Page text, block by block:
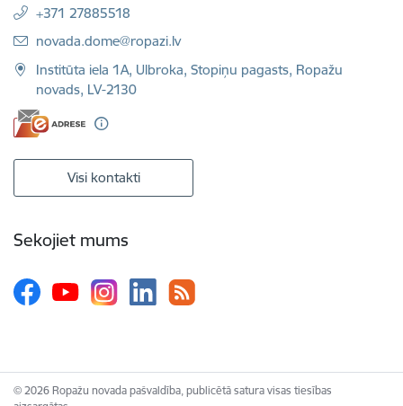
+371 27885518
E-pasts:
novada.dome@ropazi.lv
Institūta iela 1A, Ulbroka, Stopiņu pagasts, Ropažu
novads, LV-2130
Visi kontakti
Sekojiet mums
© 2026 Ropažu novada pašvaldība, publicētā satura visas tiesības